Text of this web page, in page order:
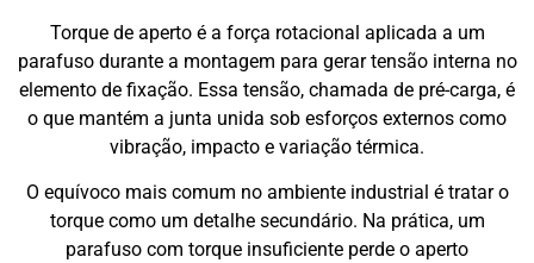
Torque de aperto é a força rotacional aplicada a um
parafuso durante a montagem para gerar tensão interna no
elemento de fixação. Essa tensão, chamada de pré-carga, é
o que mantém a junta unida sob esforços externos como
vibração, impacto e variação térmica.
O equívoco mais comum no ambiente industrial é tratar o
torque como um detalhe secundário. Na prática, um
parafuso com torque insuficiente perde o aperto